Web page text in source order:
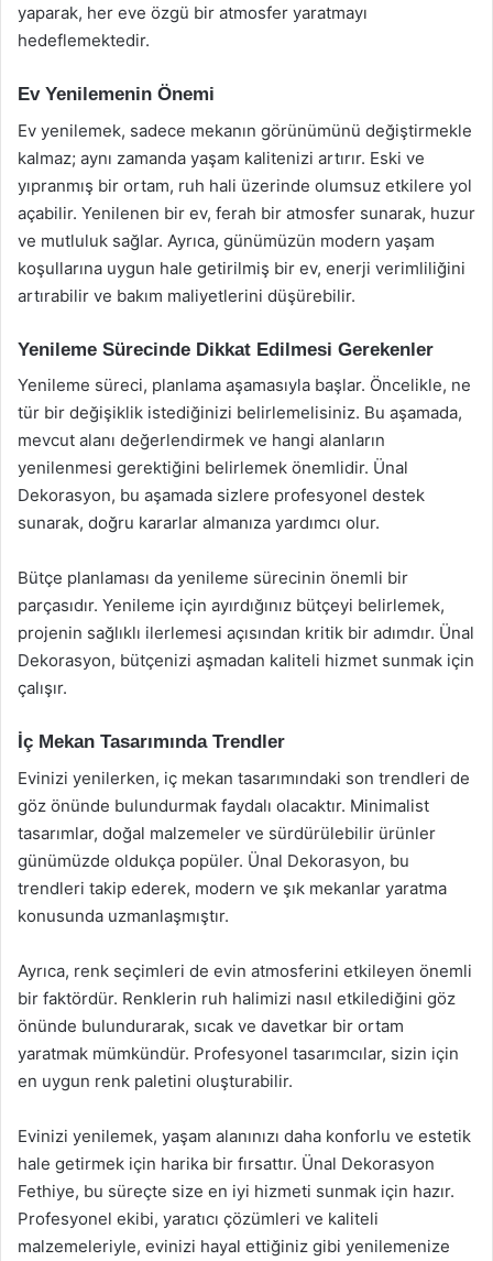
yaparak, her eve özgü bir atmosfer yaratmayı
hedeflemektedir.
Ev Yenilemenin Önemi
Ev yenilemek, sadece mekanın görünümünü değiştirmekle
kalmaz; aynı zamanda yaşam kalitenizi artırır. Eski ve
yıpranmış bir ortam, ruh hali üzerinde olumsuz etkilere yol
açabilir. Yenilenen bir ev, ferah bir atmosfer sunarak, huzur
ve mutluluk sağlar. Ayrıca, günümüzün modern yaşam
koşullarına uygun hale getirilmiş bir ev, enerji verimliliğini
artırabilir ve bakım maliyetlerini düşürebilir.
Yenileme Sürecinde Dikkat Edilmesi Gerekenler
Yenileme süreci, planlama aşamasıyla başlar. Öncelikle, ne
tür bir değişiklik istediğinizi belirlemelisiniz. Bu aşamada,
mevcut alanı değerlendirmek ve hangi alanların
yenilenmesi gerektiğini belirlemek önemlidir. Ünal
Dekorasyon, bu aşamada sizlere profesyonel destek
sunarak, doğru kararlar almanıza yardımcı olur.
Bütçe planlaması da yenileme sürecinin önemli bir
parçasıdır. Yenileme için ayırdığınız bütçeyi belirlemek,
projenin sağlıklı ilerlemesi açısından kritik bir adımdır. Ünal
Dekorasyon, bütçenizi aşmadan kaliteli hizmet sunmak için
çalışır.
İç Mekan Tasarımında Trendler
Evinizi yenilerken, iç mekan tasarımındaki son trendleri de
göz önünde bulundurmak faydalı olacaktır. Minimalist
tasarımlar, doğal malzemeler ve sürdürülebilir ürünler
günümüzde oldukça popüler. Ünal Dekorasyon, bu
trendleri takip ederek, modern ve şık mekanlar yaratma
konusunda uzmanlaşmıştır.
Ayrıca, renk seçimleri de evin atmosferini etkileyen önemli
bir faktördür. Renklerin ruh halimizi nasıl etkilediğini göz
önünde bulundurarak, sıcak ve davetkar bir ortam
yaratmak mümkündür. Profesyonel tasarımcılar, sizin için
en uygun renk paletini oluşturabilir.
Evinizi yenilemek, yaşam alanınızı daha konforlu ve estetik
hale getirmek için harika bir fırsattır. Ünal Dekorasyon
Fethiye, bu süreçte size en iyi hizmeti sunmak için hazır.
Profesyonel ekibi, yaratıcı çözümleri ve kaliteli
malzemeleriyle, evinizi hayal ettiğiniz gibi yenilemenize